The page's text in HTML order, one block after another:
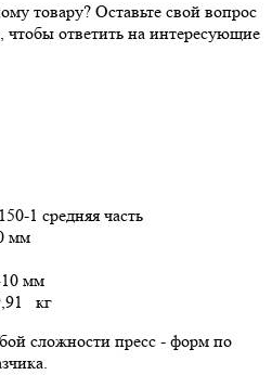
товару? Оставьте свой вопрос
чтобы ответить на интересующие
1 средняя часть
мм
мм
кг
сложности пресс - форм по